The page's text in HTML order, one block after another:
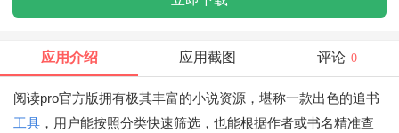
应用介绍 应用截图 评论 0
阅读pro官方版拥有极其丰富的小说资源，堪称一款出色的追书
工具 ，用户能按照分类快速筛选，也能根据作者或书名精准查